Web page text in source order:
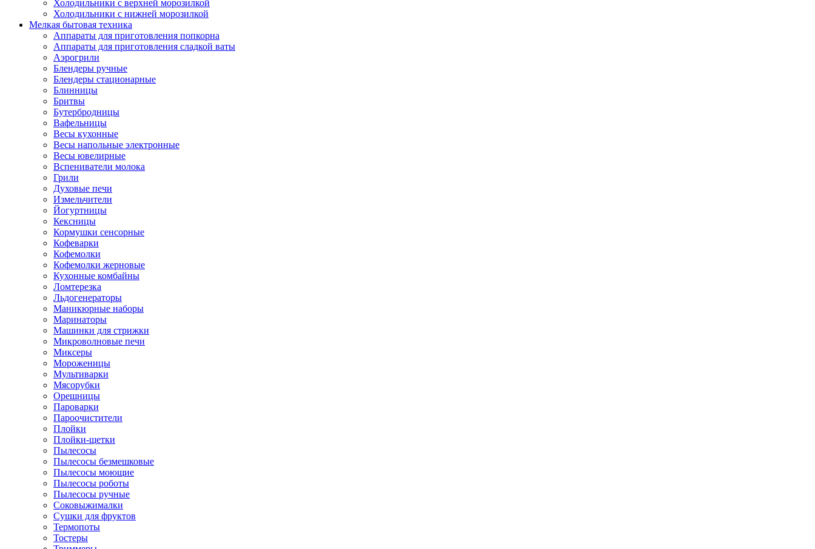
Холодильники с верхней морозилкой
Холодильники с нижней морозилкой
Мелкая бытовая техника
Аппараты для приготовления попкорна
Аппараты для приготовления сладкой ваты
Аэрогрили
Блендеры ручные
Блендеры стационарные
Блинницы
Бритвы
Бутербродницы
Вафельницы
Весы кухонные
Весы напольные электронные
Весы ювелирные
Вспениватели молока
Грили
Духовые печи
Измельчители
Йогуртницы
Кексницы
Кормушки сенсорные
Кофеварки
Кофемолки
Кофемолки жерновые
Кухонные комбайны
Ломтерезка
Льдогенераторы
Маникюрные наборы
Маринаторы
Машинки для стрижки
Микроволновые печи
Миксеры
Мороженицы
Мультиварки
Мясорубки
Орешницы
Пароварки
Пароочистители
Плойки
Плойки-щетки
Пылесосы
Пылесосы безмешковые
Пылесосы моющие
Пылесосы роботы
Пылесосы ручные
Соковыжималки
Сушки для фруктов
Термопоты
Тостеры